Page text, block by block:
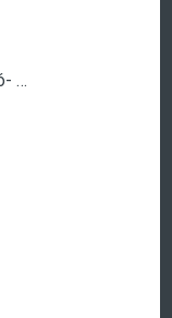
Szublimálható 470 ml-es tejüveg korsó- zöld átmenetes